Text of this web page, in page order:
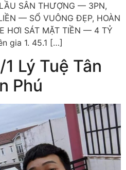
SÂN THƯỢNG — 3PN,
— SỔ VUÔNG ĐẸP, HOÀN
HƠI SÁT MẶT TIỀN — 4 TỶ
gia 1. 45.1 […]
Lý Tuệ Tân
Phú